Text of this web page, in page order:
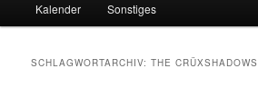
Kalender Sonstiges
SCHLAGWORTARCHIV:THE CRÜXSHADOWS